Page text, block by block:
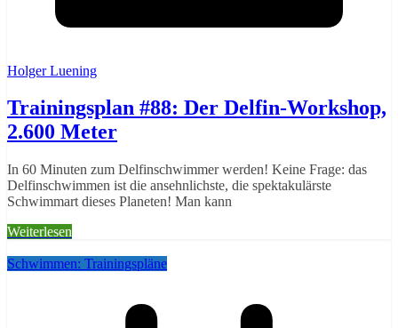
Holger Luening
Trainingsplan #88: Der Delfin-Workshop,
2.600 Meter
In 60 Minuten zum Delfinschwimmer werden! Keine Frage: das
Delfinschwimmen ist die ansehnlichste, die spektakulärste
Schwimmart dieses Planeten! Man kann
Weiterlesen
Schwimmen: Trainingspläne